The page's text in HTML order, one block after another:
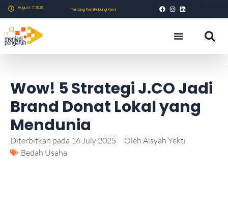
August 7, 2026 Tentang KamiHubungi Kami
Wow! 5 Strategi J.CO Jadi
Brand Donat Lokal yang
Mendunia
Diterbitkan pada 16 July 2025 Oleh Aisyah Yekti
Bedah Usaha